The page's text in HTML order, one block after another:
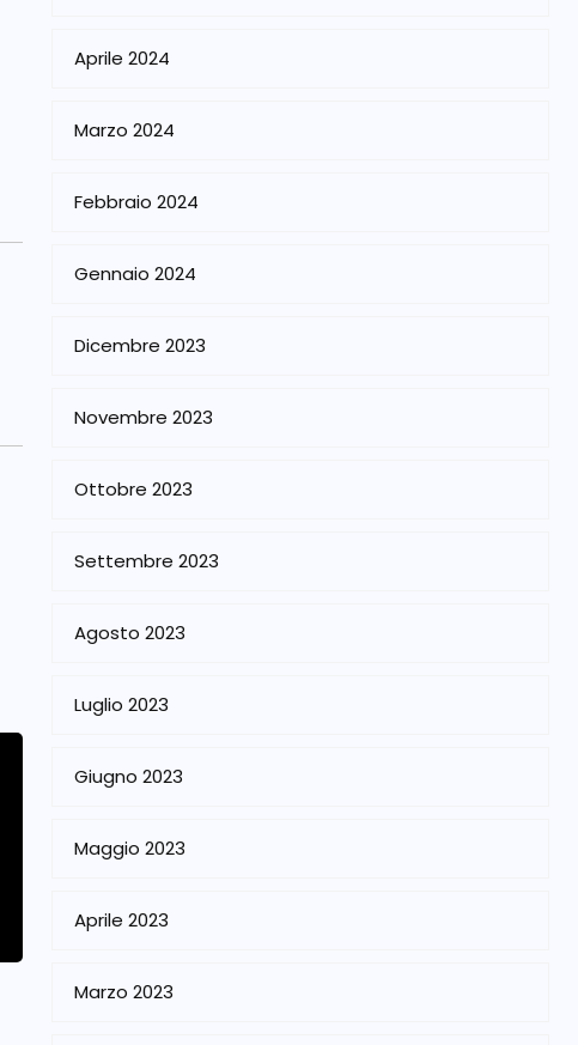
Aprile 2024
Marzo 2024
Febbraio 2024
Gennaio 2024
Dicembre 2023
Novembre 2023
Ottobre 2023
Settembre 2023
Agosto 2023
Luglio 2023
Giugno 2023
Maggio 2023
Aprile 2023
Marzo 2023